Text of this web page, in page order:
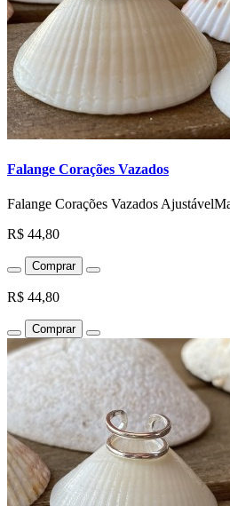
Falange Corações Vazados
Falange Corações Vazados
R$ 44,80
Comprar
R$ 44,80
Comprar